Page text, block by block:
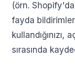
(örn. Shopify'da
fayda
kullandığınızı,
sırasında